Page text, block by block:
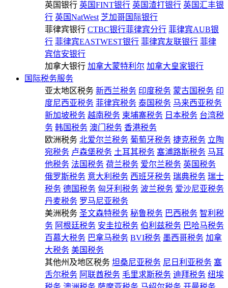
英国银行 英国FINT银行 英国渣打银行 英国汇丰银
行 英国NatWest 芝加哥国际银行
菲律宾银行 CTBC银行菲律宾分行 菲律宾AUB银
行 菲律宾EASTWEST银行 菲律宾友联银行 菲律
宾信安银行
加拿大银行 加拿大蒙特利尔 加拿大皇家银行
国际税务服务
亚太地区税务 新西兰税务 印度税务 蒙古国税务 印
度尼西亚税务 菲律宾税务 泰国税务 马来西亚税务
新加坡税务 越南税务 柬埔寨税务 日本税务 台湾税
务 韩国税务 澳门税务 香港税务
欧洲税务 北爱尔兰税务 葡萄牙税务 捷克税务 立陶
宛税务 卢森堡税务 土耳其税务 塞浦路斯税务 马耳
他税务 法国税务 荷兰税务 爱尔兰税务 英国税务
俄罗斯税务 意大利税务 西班牙税务 瑞典税务 瑞士
税务 德国税务 匈牙利税务 波兰税务 爱沙尼亚税务
丹麦税务 罗马尼亚税务
美洲税务 圣文森特税务 秘鲁税务 巴西税务 智利税
务 阿根廷税务 安圭拉税务 伯利兹税务 巴哈马税务
百慕大税务 巴拿马税务 BVI税务 墨西哥税务 加拿
大税务 美国税务
其他州及地区税务 坦桑尼亚税务 尼日利亚税务 塞
舌尔税务 阿联酋税务 毛里求斯税务 迪拜税务 纽埃